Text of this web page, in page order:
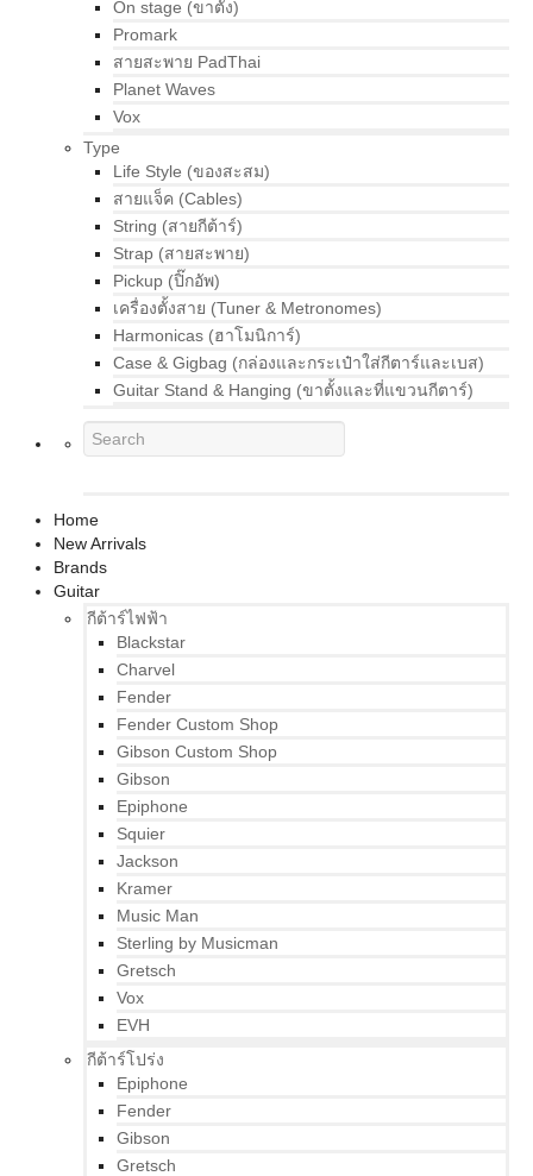
On stage (ขาตั้ง)
Promark
สายสะพาย PadThai
Planet Waves
Vox
Type
Life Style (ของสะสม)
สายแจ็ค (Cables)
String (สายกีต้าร์)
Strap (สายสะพาย)
Pickup (ปิ๊กอัพ)
เครื่องตั้งสาย (Tuner & Metronomes)
Harmonicas (ฮาโมนิการ์)
Case & Gigbag (กล่องและกระเป๋าใส่กีตาร์และเบส)
Guitar Stand & Hanging (ขาตั้งและที่แขวนกีตาร์)
Home
New Arrivals
Brands
Guitar
กีต้าร์ไฟฟ้า
Blackstar
Charvel
Fender
Fender Custom Shop
Gibson Custom Shop
Gibson
Epiphone
Squier
Jackson
Kramer
Music Man
Sterling by Musicman
Gretsch
Vox
EVH
กีต้าร์โปร่ง
Epiphone
Fender
Gibson
Gretsch